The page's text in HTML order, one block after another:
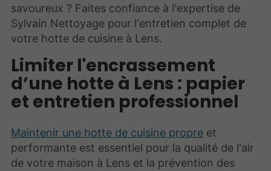
savoureux ? Faites confiance à l'expertise de
Sylvain Nettoyage pour l'entretien complet de
votre hotte de cuisine à Lens.
Limiter l'encrassement
d’une hotte à Lens : papier
et entretien professionnel
Maintenir une hotte de cuisine propre et
performante est essentiel pour la qualité de l'air
de votre maison à Lens et la prévention des